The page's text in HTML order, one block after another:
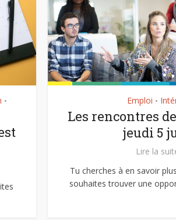
• Emploi •
Les rencontres
jeudi 5
Lire la
Tu cherches à en savoir
souhaites trouver une